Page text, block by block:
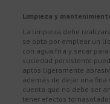
Limpieza y
La limpieza debe
se opta por emplear un
con agua fría y secar
suciedad persistente
aptos ligeramente
además de dejar una
cuenta que no debe ser
tener efectos